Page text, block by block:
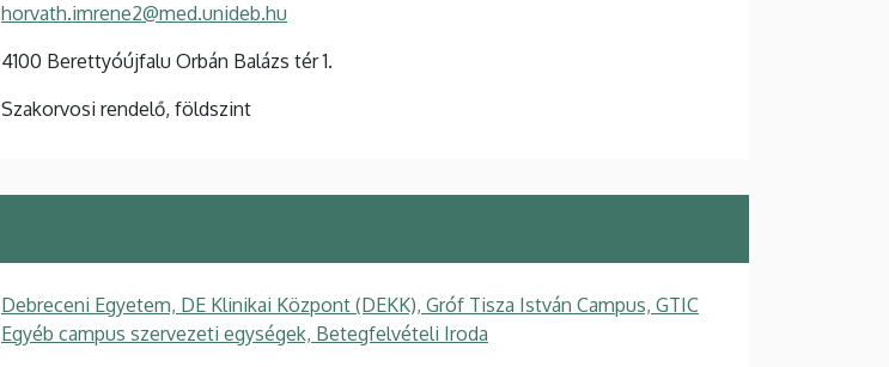
horvath.imrene2@med.unideb.hu
4100 Berettyóújfalu Orbán Balázs tér 1.
Szakorvosi rendelő, földszint
Debreceni Egyetem, DE Klinikai Központ (DEKK), Gróf Tisza István Campus, GTIC
Egyéb campus szervezeti egységek, Betegfelvételi Iroda